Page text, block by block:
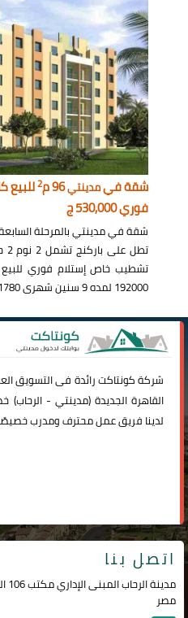
شقة فيمدينتي96 م 2
فوري 530,000 ج
شقة في مدينتي بالمرحلة
192000 لمده 9 سنين شهرى 1780
شركةكونتاكترائدة فى التسويق
القاهرة الجديدة (مدينتي -الرحاب)
لدينا فريق عمل محترف ومدرب
اتصل بنا
مصر